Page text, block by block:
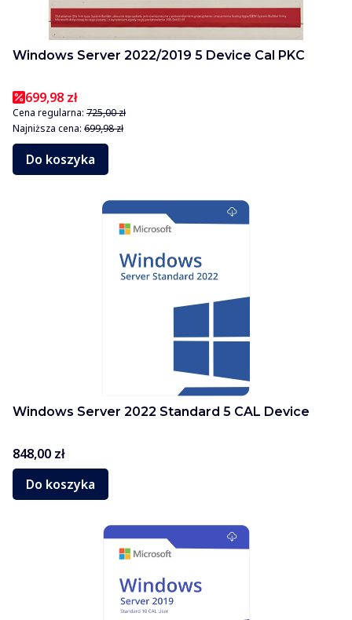
Windows Server 2022/2019 5 Device Cal PKC
699,98 zł
Cena regularna: 725,00 zł
Najniższa cena: 699,98 zł
Do koszyka
Windows Server 2022 Standard 5 CAL Device
Cena
848,00 zł
Do koszyka